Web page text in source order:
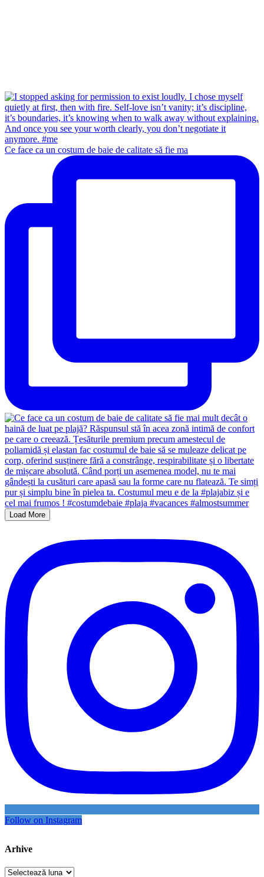
Ce face ca un costum de baie de calitate să fie ma
Load More
Follow on Instagram
Arhive
Arhive